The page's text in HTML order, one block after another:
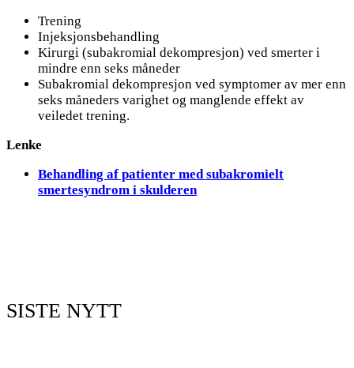
Trening
Injeksjonsbehandling
Kirurgi (subakromial dekompresjon) ved smerter i
mindre enn seks måneder
Subakromial dekompresjon ved symptomer av mer enn
seks måneders varighet og manglende effekt av
veiledet trening.
Lenke
Behandling af patienter med subakromielt
smertesyndrom i skulderen
SISTE NYTT